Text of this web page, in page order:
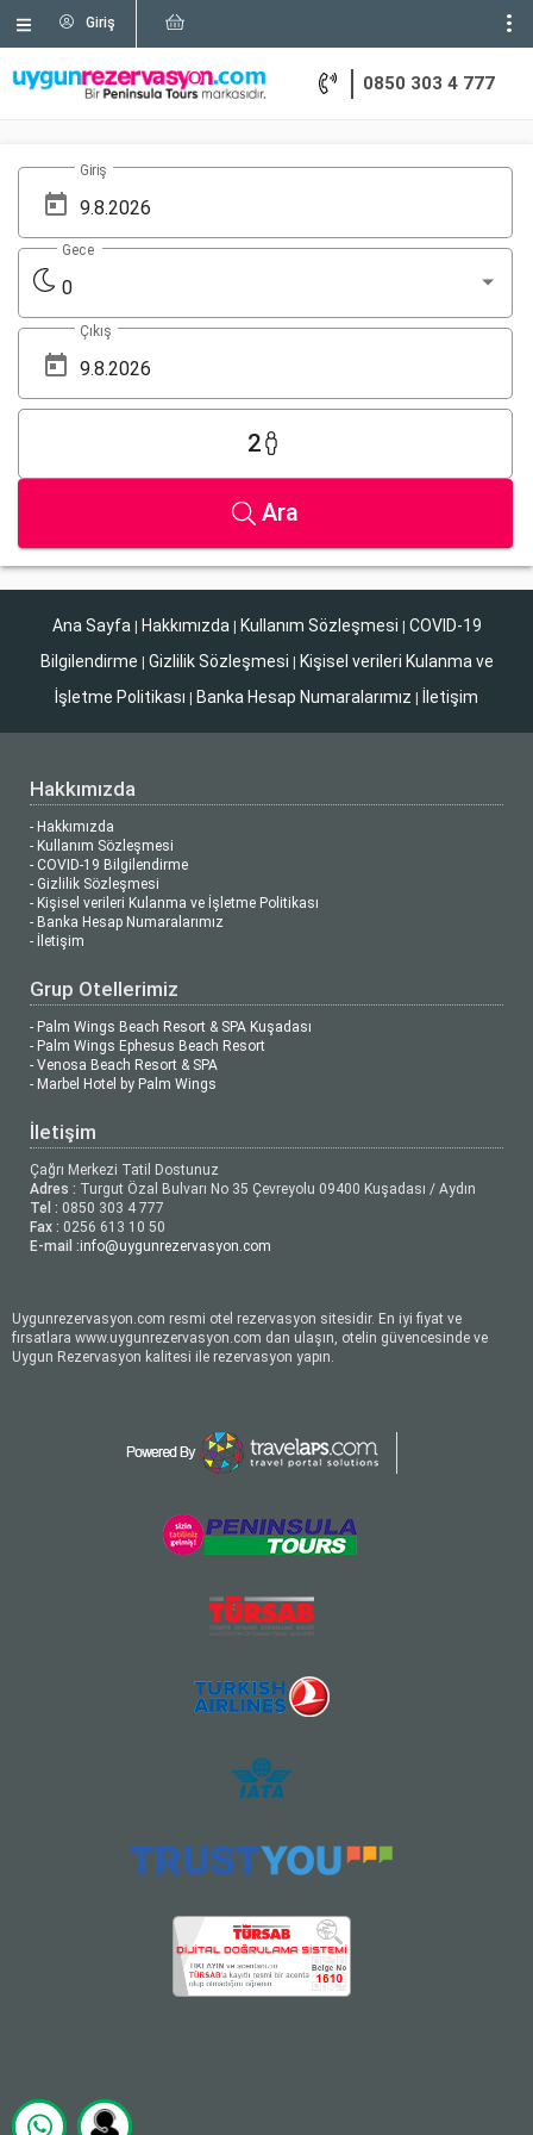
Giriş
0850 303 4 777
Giriş
0
Gece
Çıkış
2
Ara
Ana Sayfa | Hakkımızda | Kullanım Sözleşmesi | COVID-19
Bilgilendirme | Gizlilik Sözleşmesi | Kişisel verileri Kulanma ve
İşletme Politikası | Banka Hesap Numaralarımız | İletişim
Hakkımızda
- Hakkımızda
- Kullanım Sözleşmesi
- COVID-19 Bilgilendirme
- Gizlilik Sözleşmesi
- Kişisel verileri Kulanma ve İşletme Politikası
- Banka Hesap Numaralarımız
- İletişim
Grup Otellerimiz
- Palm Wings Beach Resort & SPA Kuşadası
- Palm Wings Ephesus Beach Resort
- Venosa Beach Resort & SPA
- Marbel Hotel by Palm Wings
İletişim
Çağrı Merkezi Tatil Dostunuz
Adres : Turgut Özal Bulvarı No 35 Çevreyolu 09400 Kuşadası / Aydın
Tel : 0850 303 4 777
Fax : 0256 613 10 50
E-mail :info@uygunrezervasyon.com
Uygunrezervasyon.com resmi otel rezervasyon sitesidir. En iyi fiyat ve
fırsatlara www.uygunrezervasyon.com dan ulaşın, otelin güvencesinde ve
Uygun Rezervasyon kalitesi ile rezervasyon yapın.